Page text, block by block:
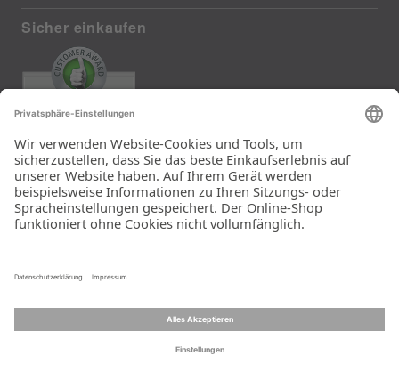
Sicher einkaufen
385 reviews from real customers (last
12 months)
Total: 11283
Die Auswahl und die
Einfachheit der
Bestellung.